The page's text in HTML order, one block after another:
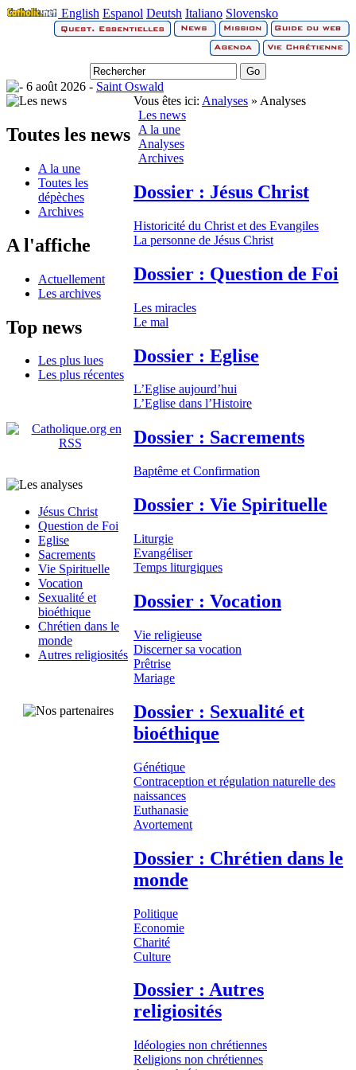
English Espanol Deutsh Italiano Slovensko
6 août 2026 - Saint Oswald
Toutes les news
A la une
Toutes les
dépèches
Archives
A l'affiche
Actuellement
Les archives
Top news
Les plus lues
Les plus récentes
Jésus Christ
Question de Foi
Eglise
Sacrements
Vie Spirituelle
Vocation
Sexualité et
bioéthique
Chrétien dans le
monde
Autres religiosités
Vous êtes ici: Analyses » Analyses
Les news
A la une
Analyses
Archives
Dossier : Jésus Christ
Historicité du Christ et des Evangiles
La personne de Jésus Christ
Dossier : Question de Foi
Les miracles
Le mal
Dossier : Eglise
L’Eglise aujourd’hui
L’Eglise dans l’Histoire
Dossier : Sacrements
Baptême et Confirmation
Dossier : Vie Spirituelle
Liturgie
Evangéliser
Temps liturgiques
Dossier : Vocation
Vie religieuse
Discerner sa vocation
Prêtrise
Mariage
Dossier : Sexualité et
bioéthique
Génétique
Contraception et régulation naturelle des
naissances
Euthanasie
Avortement
Dossier : Chrétien dans le
monde
Politique
Economie
Charité
Culture
Dossier : Autres
religiosités
Idéologies non chrétiennes
Religions non chrétiennes